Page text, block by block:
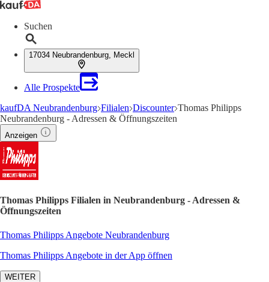
Suchen
17034 Neubrandenburg, Meckl
Alle Prospekte
kaufDA Neubrandenburg Filialen Discounter Thomas Philipps
Neubrandenburg - Adressen & Öffnungszeiten
Anzeigen
Thomas Philipps Filialen in Neubrandenburg - Adressen &
Öffnungszeiten
Thomas Philipps Angebote Neubrandenburg
Thomas Philipps Angebote in der App öffnen
WEITER